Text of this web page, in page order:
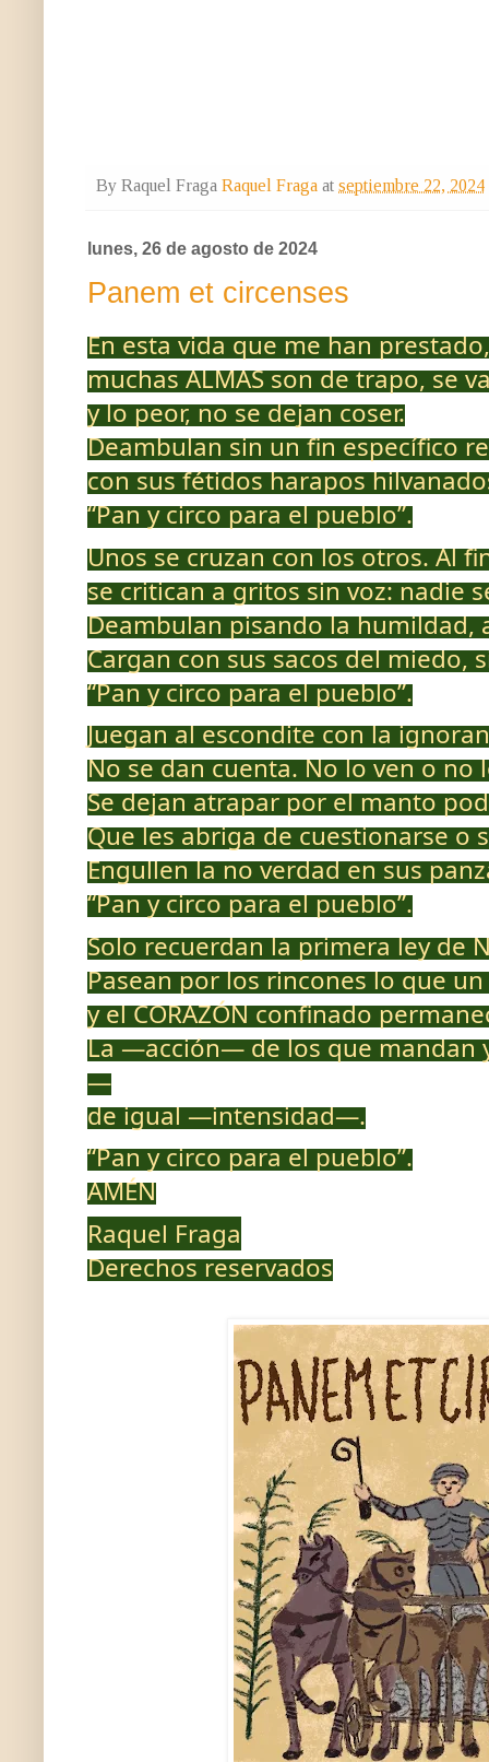
By Raquel Fraga Raquel Fraga at septiembre 22, 2024
lunes, 26 de agosto de 2024
Panem et circenses
En esta vida que me han prestado,
muchas ALMAS son de trapo, se
y lo peor, no se dejan coser.
Deambulan sin un fin específico
con sus fétidos harapos
“Pan y circo para el pueblo”.
Unos se cruzan con los otros. Al
se critican a gritos sin voz: nadie
Deambulan pisando la humildad,
Cargan con sus sacos del miedo,
“Pan y circo para el pueblo”.
Juegan al escondite con la
No se dan cuenta. No lo ven o no
Se dejan atrapar por el manto
Que les abriga de cuestionarse o
Engullen la no verdad en sus
“Pan y circo para el pueblo”.
Solo recuerdan la primera ley de
Pasean por los rincones lo que un
y el CORAZÓN confinado
La —acción— de los que mandan
—
de igual —intensidad—.
“Pan y circo para el pueblo”.
AMÉN
Raquel Fraga
Derechos reservados